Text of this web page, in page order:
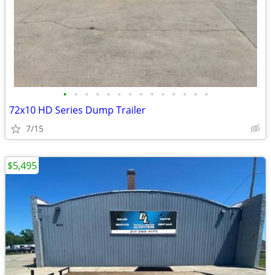
• • • • • • • • • • • • • •
72x10 HD Series Dump Trailer
7/15
$5,495